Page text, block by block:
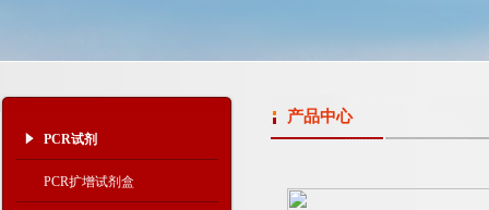
PCR试剂
PCR扩增试剂盒
产品中心